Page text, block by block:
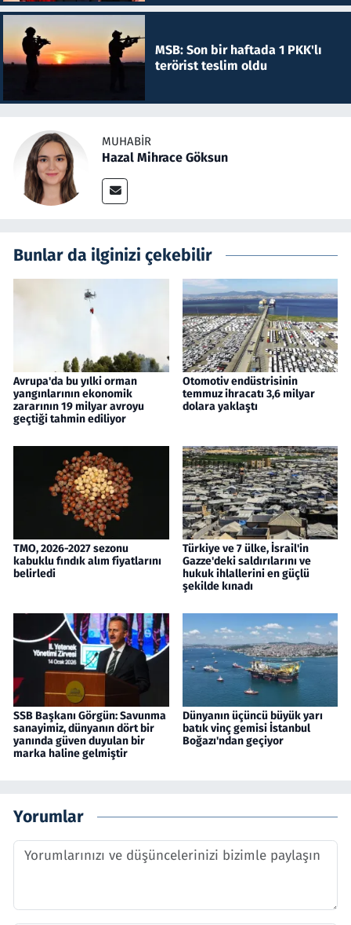
MSB: Son bir haftada 1 PKK'lı
terörist teslim oldu
MUHABIR
Hazal Mihrace Göksun
Bunlar da ilginizi çekebilir
Avrupa'da bu yılki orman
yangınlarının ekonomik
zararının 19 milyar avroyu
geçtiği tahmin ediliyor
Otomotiv endüstrisinin
temmuz ihracatı 3,6 milyar
dolara yaklaştı
TMO, 2026-2027 sezonu
kabuklu fındık alım fiyatlarını
belirledi
Türkiye ve 7 ülke, İsrail'in
Gazze'deki saldırılarını ve
hukuk ihlallerini en güçlü
şekilde kınadı
SSB Başkanı Görgün: Savunma
sanayimiz, dünyanın dört bir
yanında güven duyulan bir
marka haline gelmiştir
Dünyanın üçüncü büyük yarı
batık vinç gemisi İstanbul
Boğazı'ndan geçiyor
Yorumlar